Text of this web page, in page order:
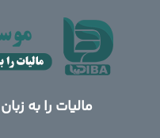
مالیات را به